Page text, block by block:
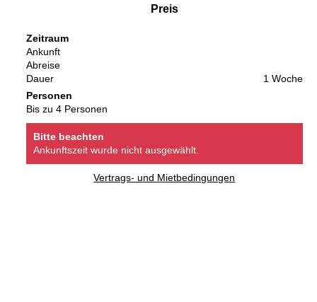
Preis
Zeitraum
Ankunft
Abreise
Dauer
1 Woche
Personen
Bis zu 4 Personen
Bitte beachten
Ankunftszeit wurde nicht ausgewählt.
Vertrags- und Mietbedingungen